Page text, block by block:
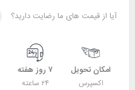
آیا از قیمت های ما رضایت دارید؟
امکان تحویل
اکسپرس
۷ روز هفته
۲۴ ساعته